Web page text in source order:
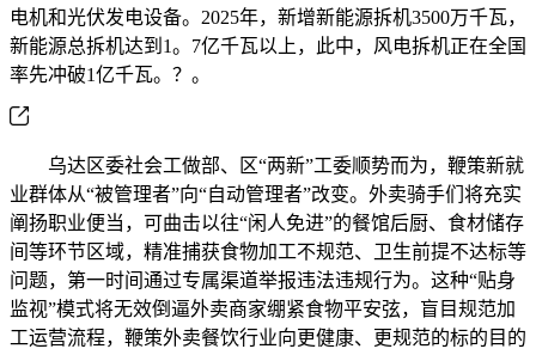
电机和光伏发电设备。2025年，新增新能源拆机3500万千瓦，
新能源总拆机达到1。7亿千瓦以上，此中，风电拆机正在全国
率先冲破1亿千瓦。？。
乌达区委社会工做部、区“两新”工委顺势而为，鞭策新就
业群体从“被管理者”向“自动管理者”改变。外卖骑手们将充实
阐扬职业便当，可曲击以往“闲人免进”的餐馆后厨、食材储存
间等环节区域，精准捕获食物加工不规范、卫生前提不达标等
问题，第一时间通过专属渠道举报违法违规行为。这种“贴身
监视”模式将无效倒逼外卖商家绷紧食物平安弦，盲目规范加
工运营流程，鞭策外卖餐饮行业向更健康、更规范的标的目的